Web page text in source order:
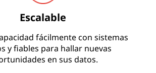
Escalable
fácilmente con sistemas
y fiables para hallar nuevas
en sus datos.